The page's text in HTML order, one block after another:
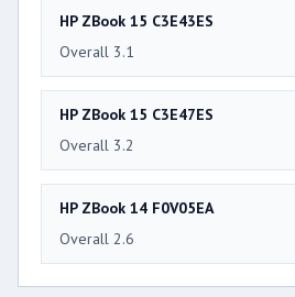
HP ZBook 15 C3E43ES
Overall 3.1
HP ZBook 15 C3E47ES
Overall 3.2
HP ZBook 14 F0V05EA
Overall 2.6